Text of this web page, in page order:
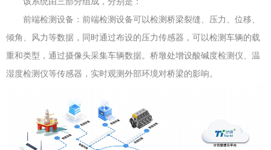
前端检测设备：前端检测设备可以检测桥梁裂缝、压力、位移、
倾角、风力等数据，同时通过布设的压力传感器，可以检测车辆的载
重和类型，通过摄像头采集车辆数据。桥墩处增设酸碱度检测仪、温
湿度检测仪等传感器，实时观测外部环境对桥梁的影响。